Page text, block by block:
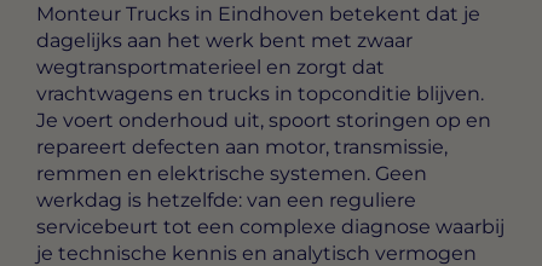
Monteur Trucks in Eindhoven betekent dat je
dagelijks aan het werk bent met zwaar
wegtransportmaterieel en zorgt dat
vrachtwagens en trucks in topconditie blijven.
Je voert onderhoud uit, spoort storingen op en
repareert defecten aan motor, transmissie,
remmen en elektrische systemen. Geen
werkdag is hetzelfde: van een reguliere
servicebeurt tot een complexe diagnose waarbij
je technische kennis en analytisch vermogen